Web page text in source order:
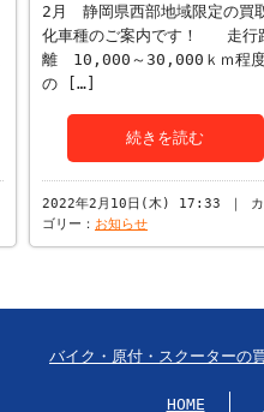
2月 静岡県西部地域限定の買
化車種のご案内です！ 走行
離 10,000～30,000ｋｍ程
の […]
続きを読む
2022年2月10日(木) 17:33 ｜ カ
ゴリー： お知らせ
バイク・原付・スクーターの
HOME